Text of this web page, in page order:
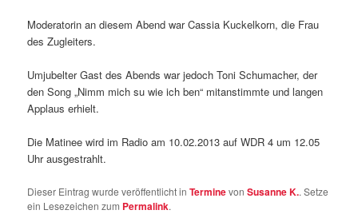
Moderatorin an diesem Abend war Cassia Kuckelkorn, die Frau
des Zugleiters.
Umjubelter Gast des Abends war jedoch Toni Schumacher, der
den Song „Nimm mich su wie ich ben“ mitanstimmte und langen
Applaus erhielt.
Die Matinee wird im Radio am 10.02.2013 auf WDR 4 um 12.05
Uhr ausgestrahlt.
Dieser Eintrag wurde veröffentlicht inTerminevonSusanne K.. Setze
ein Lesezeichen zum Permalink.